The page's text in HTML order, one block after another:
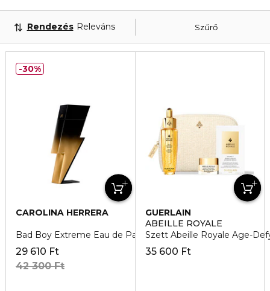
Szűrő
Rendezés Releváns
CAROLINA HERRERA
Bad Boy Extreme Eau de Parfum
29 610 Ft
42 300 Ft
30%
GUERLAIN
ABEILLE ROYALE
Szett Abeille Royale Age-
35 600 Ft